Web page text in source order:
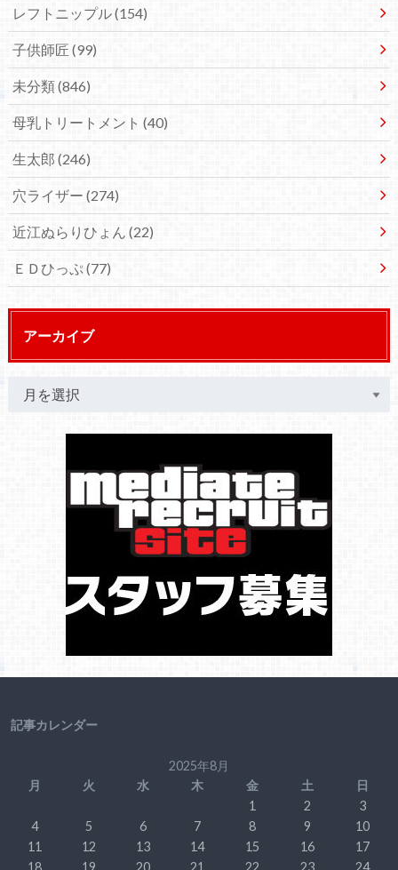
レフトニップル(154)
子供師匠 (99)
未分類(846)
母乳トリートメント (40)
生太郎 (246)
穴ライザー (274)
近江ぬらりひょん (22)
ＥＤひっぷ(77)
アーカイブ
記事カレンダー
2025年8月
月
火 水 木 金 土
日
1
2
3
4
5 6 7 8 9
10
11
12 13 14 15 16
17